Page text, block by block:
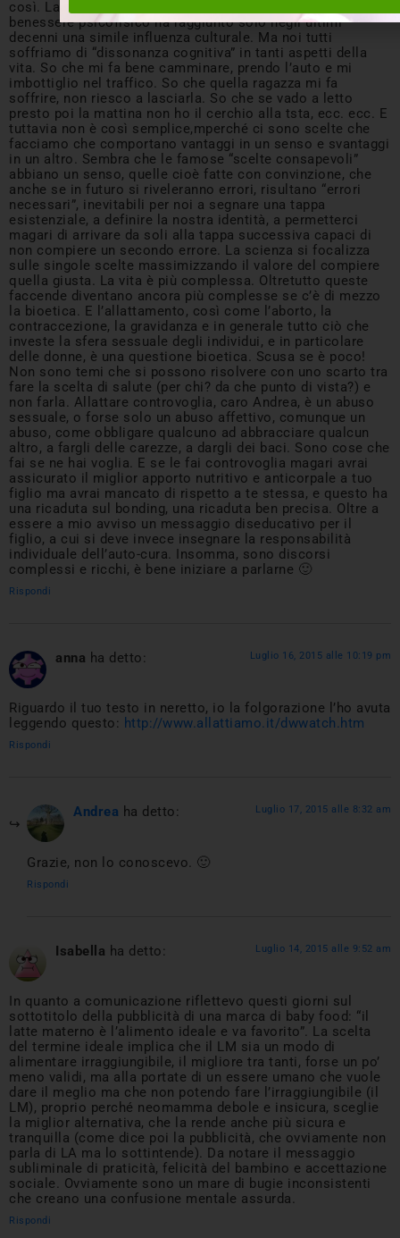
così. La capacità della scienza di indicarci percorsi di
benessere psicofisico ha raggiunto solo negli ultimi
decenni una simile influenza culturale. Ma noi tutti
soffriamo di “dissonanza cognitiva” in tanti aspetti della
vita. So che mi fa bene camminare, prendo l’auto e mi
imbottiglio nel traffico. So che quella ragazza mi fa
soffrire, non riesco a lasciarla. So che se vado a letto
presto poi la mattina non ho il cerchio alla tsta, ecc. ecc. E
tuttavia non è così semplice,mperché ci sono scelte che
facciamo che comportano vantaggi in un senso e svantaggi
in un altro. Sembra che le famose “scelte consapevoli”
abbiano un senso, quelle cioè fatte con convinzione, che
anche se in futuro si riveleranno errori, risultano “errori
necessari”, inevitabili per noi a segnare una tappa
esistenziale, a definire la nostra identità, a permetterci
magari di arrivare da soli alla tappa successiva capaci di
non compiere un secondo errore. La scienza si focalizza
sulle singole scelte massimizzando il valore del compiere
quella giusta. La vita è più complessa. Oltretutto queste
faccende diventano ancora più complesse se c’è di mezzo
la bioetica. E l’allattamento, così come l’aborto, la
contraccezione, la gravidanza e in generale tutto ciò che
investe la sfera sessuale degli individui, e in particolare
delle donne, è una questione bioetica. Scusa se è poco!
Non sono temi che si possono risolvere con uno scarto tra
fare la scelta di salute (per chi? da che punto di vista?) e
non farla. Allattare controvoglia, caro Andrea, è un abuso
sessuale, o forse solo un abuso affettivo, comunque un
abuso, come obbligare qualcuno ad abbracciare qualcun
altro, a fargli delle carezze, a dargli dei baci. Sono cose che
fai se ne hai voglia. E se le fai controvoglia magari avrai
assicurato il miglior apporto nutritivo e anticorpale a tuo
figlio ma avrai mancato di rispetto a te stessa, e questo ha
una ricaduta sul bonding, una ricaduta ben precisa. Oltre a
essere a mio avviso un messaggio diseducativo per il
figlio, a cui si deve invece insegnare la responsabilità
individuale dell’auto-cura. Insomma, sono discorsi
complessi e ricchi, è bene iniziare a parlarne 🙂
Rispondi
anna ha detto: Luglio 16, 2015 alle 10:19 pm
Riguardo il tuo testo in neretto, io la folgorazione l’ho avuta
leggendo questo: http://www.allattiamo.it/dwwatch.htm
Rispondi
Andrea ha detto: Luglio 17, 2015 alle 8:32 am
Grazie, non lo conoscevo. 🙂
Rispondi
Isabella ha detto: Luglio 14, 2015 alle 9:52 am
In quanto a comunicazione riflettevo questi giorni sul
sottotitolo della pubblicità di una marca di baby food: “il
latte materno è l’alimento ideale e va favorito”. La scelta
del termine ideale implica che il LM sia un modo di
alimentare irraggiungibile, il migliore tra tanti, forse un po’
meno validi, ma alla portate di un essere umano che vuole
dare il meglio ma che non potendo fare l’irraggiungibile (il
LM), proprio perché neomamma debole e insicura, sceglie
la miglior alternativa, che la rende anche più sicura e
tranquilla (come dice poi la pubblicità, che ovviamente non
parla di LA ma lo sottintende). Da notare il messaggio
subliminale di praticità, felicità del bambino e accettazione
sociale. Ovviamente sono un mare di bugie inconsistenti
che creano una confusione mentale assurda.
Rispondi